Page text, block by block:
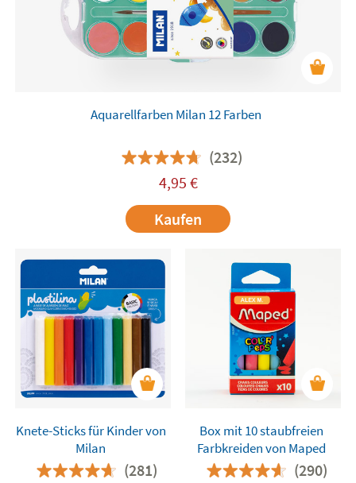
Aquarellfarben Milan 12 Farben
(232)
4,95 €
Kaufen
Knete-Sticks für Kinder von
Milan
(281)
Box mit 10 staubfreien
Farbkreiden von Maped
(290)